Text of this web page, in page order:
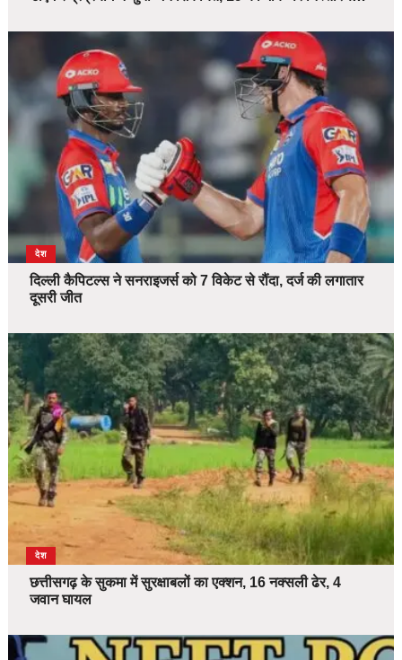
देश
दिल्ली कैपिटल्स ने सनराइजर्स को 7 विकेट से रौंदा, दर्ज की लगातार
दूसरी जीत
देश
छत्तीसगढ़ के सुकमा में सुरक्षाबलों का एक्शन, 16 नक्सली ढेर, 4
जवान घायल